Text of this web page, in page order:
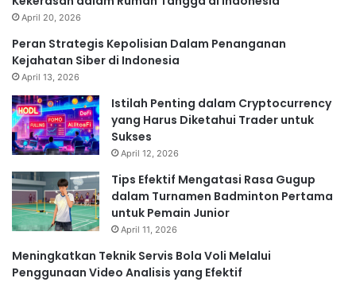
April 20, 2026
Peran Strategis Kepolisian Dalam Penanganan
Kejahatan Siber di Indonesia
April 13, 2026
Istilah Penting dalam Cryptocurrency
yang Harus Diketahui Trader untuk
Sukses
April 12, 2026
Tips Efektif Mengatasi Rasa Gugup
dalam Turnamen Badminton Pertama
untuk Pemain Junior
April 11, 2026
Meningkatkan Teknik Servis Bola Voli Melalui
Penggunaan Video Analisis yang Efektif